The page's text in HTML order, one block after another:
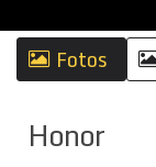
Fotos
Honor